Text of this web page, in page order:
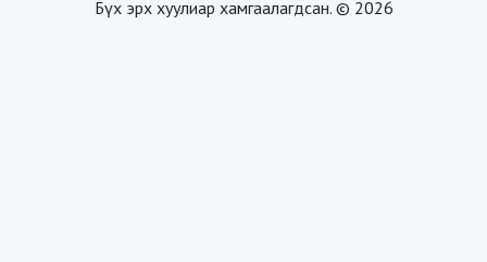
Бүх эрх хуулиар хамгаалагдсан. © 2026